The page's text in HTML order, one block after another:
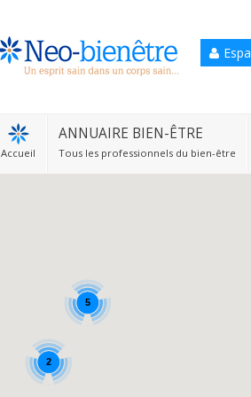
Accueil
ANNUAIRE BIEN-ÊTRE
Tous les professionnels du bien-être
5
2